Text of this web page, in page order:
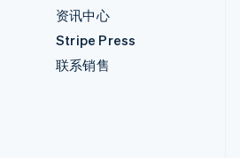
资讯中心
Stripe Press
联系销售